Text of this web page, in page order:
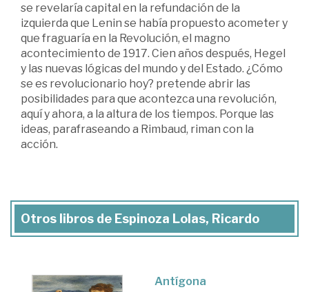
se revelaría capital en la refundación de la
izquierda que Lenin se había propuesto acometer y
que fraguaría en la Revolución, el magno
acontecimiento de 1917. Cien años después, Hegel
y las nuevas lógicas del mundo y del Estado. ¿Cómo
se es revolucionario hoy? pretende abrir las
posibilidades para que acontezca una revolución,
aquí y ahora, a la altura de los tiempos. Porque las
ideas, parafraseando a Rimbaud, riman con la
acción.
Otros libros de Espinoza Lolas, Ricardo
Antígona